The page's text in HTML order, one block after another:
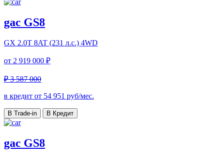
gac GS8
GX 2.0T 8AT (231 л.с.) 4WD
от 2 919 000 ₽
₽ 3 587 000
в кредит от 54 951 руб/мес.
В Trade-in В Кредит
gac GS8